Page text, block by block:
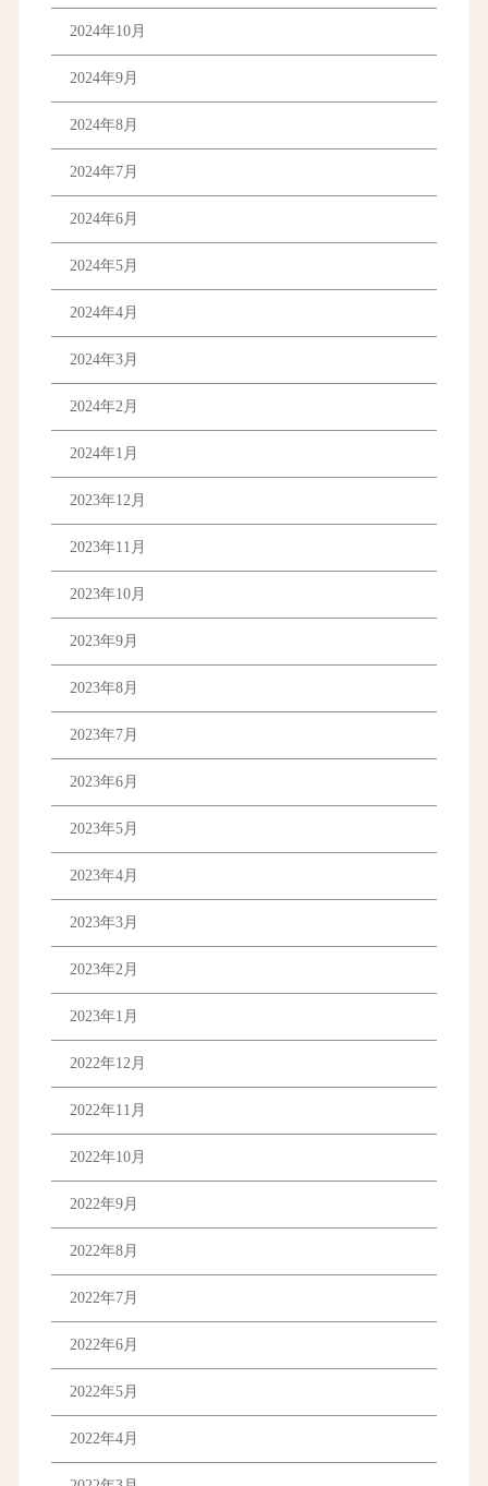
2024年10月
2024年9月
2024年8月
2024年7月
2024年6月
2024年5月
2024年4月
2024年3月
2024年2月
2024年1月
2023年12月
2023年11月
2023年10月
2023年9月
2023年8月
2023年7月
2023年6月
2023年5月
2023年4月
2023年3月
2023年2月
2023年1月
2022年12月
2022年11月
2022年10月
2022年9月
2022年8月
2022年7月
2022年6月
2022年5月
2022年4月